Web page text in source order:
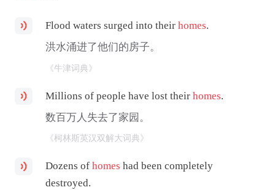
Flood waters surged into theirhomes.
洪水涌进了他们的房子。
《牛津词典》
Millions of people have lost theirhomes.
数百万人失去了家园。
《柯林斯英汉双解大词典》
Dozens ofhomes had been completely
destroyed.